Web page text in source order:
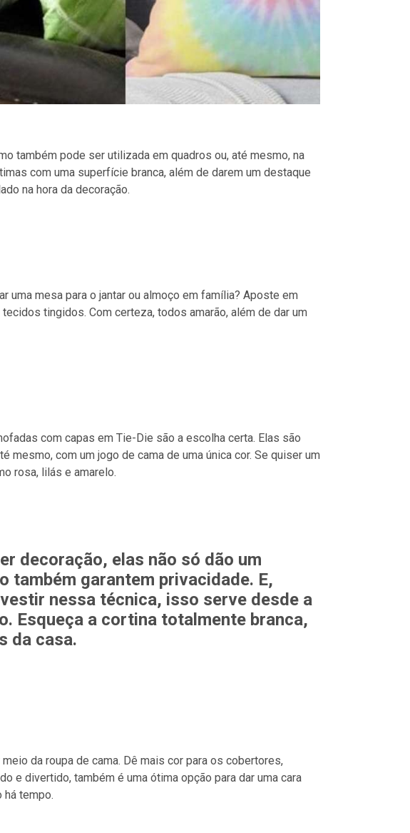
também pode ser utilizada em quadros ou, até mesmo, na
com uma superfície branca, além de darem um destaque
na hora da decoração.
uma mesa para o jantar ou almoço em família? Aposte em
tingidos. Com certeza, todos amarão, além de dar um
com capas em Tie-Die são a escolha certa. Elas são
mesmo, com um jogo de cama de uma única cor. Se quiser um
rosa, lilás e amarelo.
decoração, elas não só dão um
também garantem privacidade. E,
nessa técnica, isso serve desde a
Esqueça a cortina totalmente branca,
da casa.
da roupa de cama. Dê mais cor para os cobertores,
e divertido, também é uma ótima opção para dar uma cara
há tempo.